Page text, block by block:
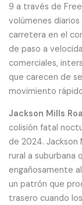
9 a través de
volúmenes
carretera en el
de paso a
comerciales,
que carecen de
movimiento
Jackson Mills
colisión fatal
de 2024. Jackson
rural a suburbana
engañosamente
un patrón que
trasero cuando